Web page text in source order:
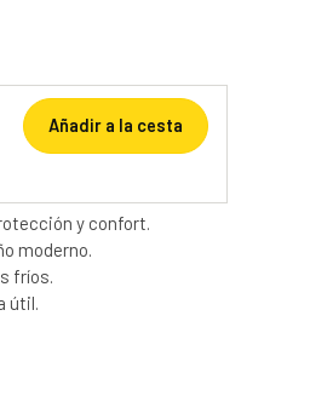
Añadir a la cesta
y confort.
moderno.
fríos.
útil.